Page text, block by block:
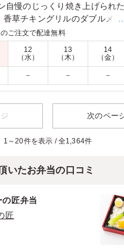
自慢のじっくり焼き上げられ
香草チキングリルのダブルメ
力のお弁当です。
ーフと香り豊かな若鶏のハーブ
、女性陣に大人気でした。 彩
しかったのですが、ローストビ
す。
2026/07/27
ご注文で配達無料
12
（水）
13
（木）
14
（金）
－ － －
次のペー
1～20件を表示 / 全1,364件
いたお弁当の口コミ
匠弁当
匠